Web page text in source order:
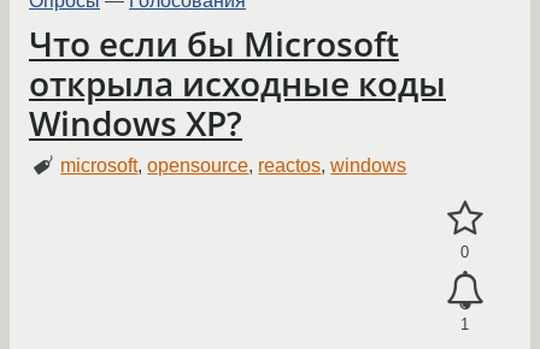
Что если бы Microsoft
открыла исходные коды
Windows XP?
microsoft,opensource, reactos,windows
0
1